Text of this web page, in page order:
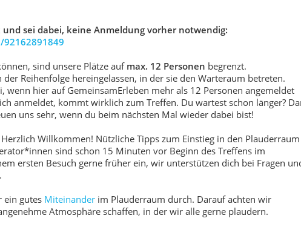
sei dabei, keine Anmeldung vorher notwendig:
sind unsere Plätze aufmax. 12 Personen begrenzt.
Reihenfolge hereingelassen, in der sie den Warteraum betreten.
wenn hier auf GemeinsamErleben mehr als 12 Personen angemeldet
anmeldet, kommt wirklich zum Treffen. Du wartest schon länger?
uns sehr, wenn du beim nächsten Mal wieder dabei bist!
Willkommen! Nützliche Tipps zum Einstieg in den Plauderraum
sind schon 15 Minuten vor Beginn des Treffens im
ersten Besuch gerne früher ein, wir unterstützen dich bei Fragen
ein gutes Miteinander im Plauderraum durch. Darauf achten wir
Atmo­sphä­re schaf­fen, in der wir alle ger­ne plau­dern.